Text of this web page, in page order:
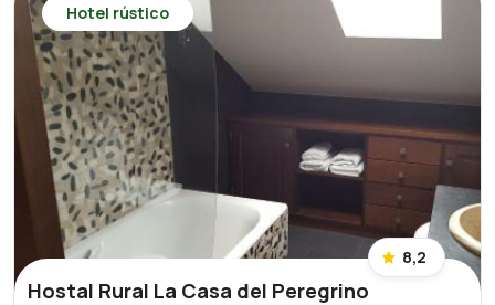
Hotel rústico
8,2
Hostal Rural La Casa del Peregrino